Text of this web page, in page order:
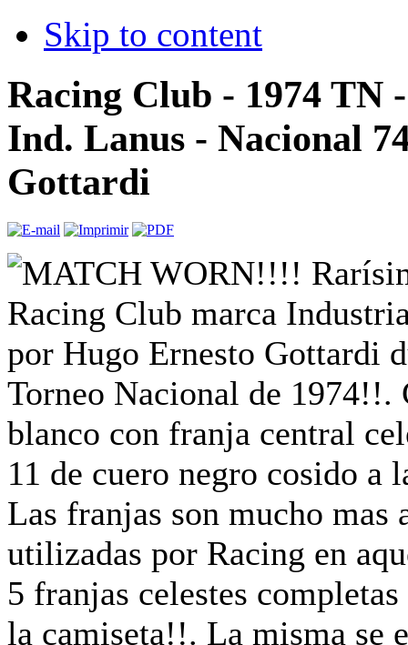
Skip to content
Racing Club - 1974 TN
Ind. Lanus - Nacional
Gottardi